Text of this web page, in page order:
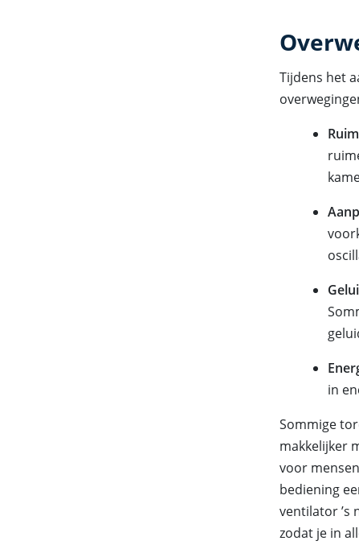
Tijdens het
in
Sommige
makkelijker
voor
bediening
ventilator ’s
zodat je in